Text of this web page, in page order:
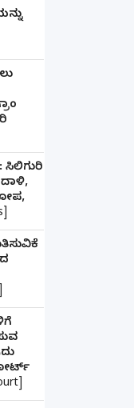
ಸಿಲಿಗುರಿ